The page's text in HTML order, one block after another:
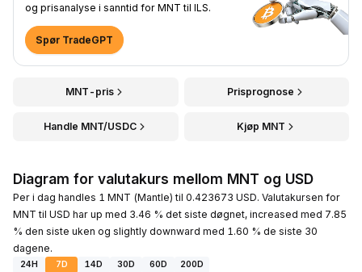
og prisanalyse i sanntid for MNT til ILS.
Spør TradeGPT
MNT-pris Prisprognose
Handle MNT/USDC Kjøp MNT
Diagram for valutakurs mellom MNT og USD
Per i dag handles 1 MNT (Mantle) til 0.423673 USD. Valutakursen for
MNT til USD har up med 3.46 % det siste døgnet, increased med 7.85
% den siste uken og slightly downward med 1.60 % de siste 30
dagene.
24H 7D 14D 30D 60D
200D